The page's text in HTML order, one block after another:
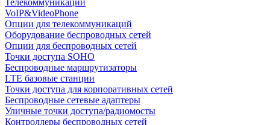
Телекоммуникации
VoIP&VideoPhone
Опции для телекоммуникаций
Оборудование беспроводных сетей
Опции для беспроводных сетей
Точки доступа SOHO
Беспроводные маршрутизаторы
LTE базовые станции
Точки доступа для корпоративных сетей
Беспроводные сетевые адаптеры
Уличные точки доступа/радиомосты
Контроллеры беспроводных сетей